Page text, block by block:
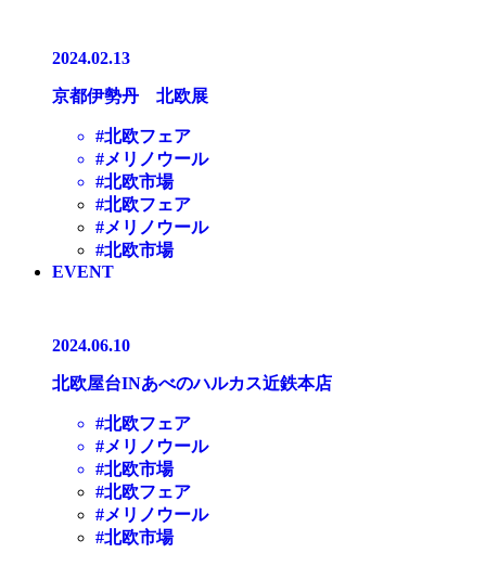
2024.02.13
京都伊勢丹 北欧展
#北欧フェア
#メリノウール
#北欧市場
#北欧フェア
#メリノウール
#北欧市場
EVENT
2024.06.10
北欧屋台INあべのハルカス近鉄本店
#北欧フェア
#メリノウール
#北欧市場
#北欧フェア
#メリノウール
#北欧市場